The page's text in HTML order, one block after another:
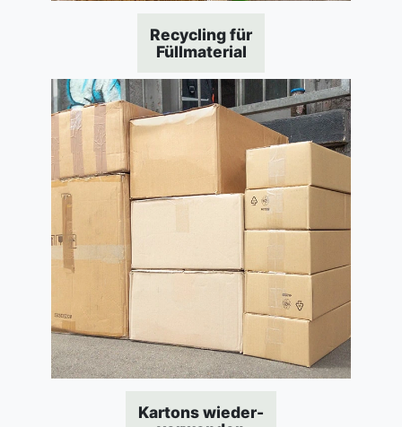
Recycling für
Füllmaterial
Kartons wieder-